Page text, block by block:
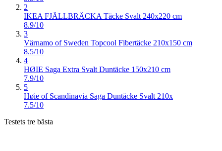
2
IKEA FJÄLLBRÄCKA Täcke Svalt 240x220 cm
8.9/10
3
Värnamo of Sweden Topcool Fibertäcke 210x150 cm
8.5/10
4
HØIE Saga Extra Svalt Duntäcke 150x210 cm
7.9/10
5
Høie of Scandinavia Saga Duntäcke Svalt 210x
7.5/10
Testets tre bästa